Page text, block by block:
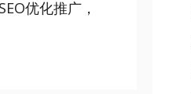
优化推广，